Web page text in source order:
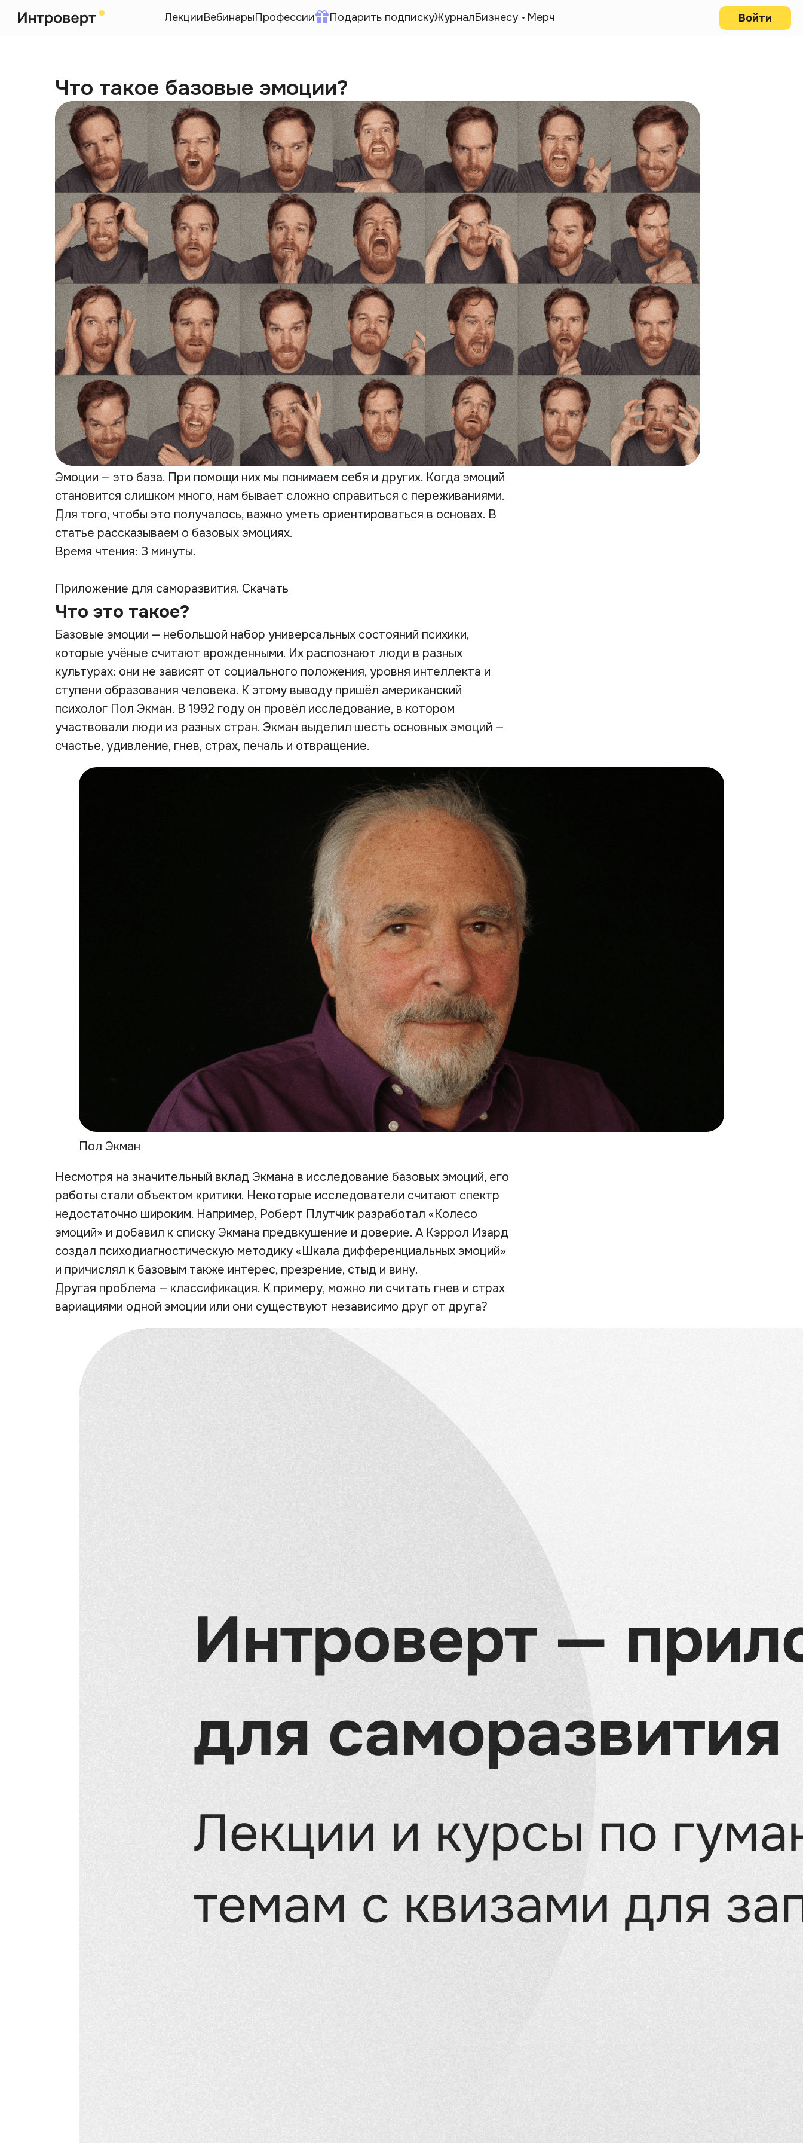
ЛекцииВебинарыПрофессии Подарить подпискуЖурналБизнесу Мерч Войти
Что такое базовые эмоции?
Эмоции — это база. При помощи них мы понимаем себя и других. Когда эмоций
становится слишком много, нам бывает сложно справиться с переживаниями.
Для того, чтобы это получалось, важно уметь ориентироваться в основах. В
статье рассказываем о базовых эмоциях.
Время чтения: 3 минуты.
Приложение для саморазвития. Скачать
Что это такое?
Базовые эмоции — небольшой набор универсальных состояний психики,
которые учёные считают врожденными. Их распознают люди в разных
культурах: они не зависят от социального положения, уровня интеллекта и
ступени образования человека. К этому выводу пришёл американский
психолог Пол Экман. В 1992 году он провёл исследование, в котором
участвовали люди из разных стран. Экман выделил шесть основных эмоций —
счастье, удивление, гнев, страх, печаль и отвращение.
Пол Экман
Несмотря на значительный вклад Экмана в исследование базовых эмоций, его
работы стали объектом критики. Некоторые исследователи считают спектр
недостаточно широким. Например, Роберт Плутчик разработал «Колесо
эмоций» и добавил к списку Экмана предвкушение и доверие. А Кэррол Изард
создал психодиагностическую методику «Шкала дифференциальных эмоций»
и причислял к базовым также интерес, презрение, стыд и вину.
Другая проблема — классификация. К примеру, можно ли считать гнев и страх
вариациями одной эмоции или они существуют независимо друг от друга?